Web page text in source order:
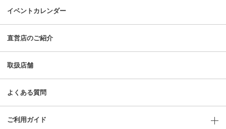
イベントカレンダー
直営店のご紹介
取扱店舗
よくある質問
ご利用ガイド